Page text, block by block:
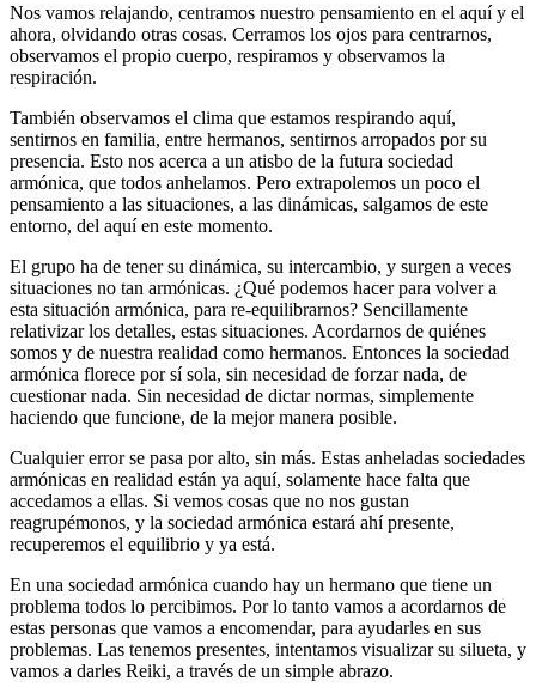
Nos vamos relajando, centramos nuestro pensamiento en el aquí y el
ahora, olvidando otras cosas. Cerramos los ojos para centrarnos,
observamos el propio cuerpo, respiramos y observamos la
respiración.
También observamos el clima que estamos respirando aquí,
sentirnos en familia, entre hermanos, sentirnos arropados por su
presencia. Esto nos acerca a un atisbo de la futura sociedad
armónica, que todos anhelamos. Pero extrapolemos un poco el
pensamiento a las situaciones, a las dinámicas, salgamos de este
entorno, del aquí en este momento.
El grupo ha de tener su dinámica, su intercambio, y surgen a veces
situaciones no tan armónicas. ¿Qué podemos hacer para volver a
esta situación armónica, para re-equilibrarnos? Sencillamente
relativizar los detalles, estas situaciones. Acordarnos de quiénes
somos y de nuestra realidad como hermanos. Entonces la sociedad
armónica florece por sí sola, sin necesidad de forzar nada, de
cuestionar nada. Sin necesidad de dictar normas, simplemente
haciendo que funcione, de la mejor manera posible.
Cualquier error se pasa por alto, sin más. Estas anheladas sociedades
armónicas en realidad están ya aquí, solamente hace falta que
accedamos a ellas. Si vemos cosas que no nos gustan
reagrupémonos, y la sociedad armónica estará ahí presente,
recuperemos el equilibrio y ya está.
En una sociedad armónica cuando hay un hermano que tiene un
problema todos lo percibimos. Por lo tanto vamos a acordarnos de
estas personas que vamos a encomendar, para ayudarles en sus
problemas. Las tenemos presentes, intentamos visualizar su silueta, y
vamos a darles Reiki, a través de un simple abrazo.